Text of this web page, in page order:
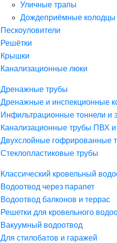
Уличные трапы
Дождеприёмные колодцы
Пескоуловители
Решётки
Крышки
Канализационные люки
Дренажные трубы
Дренажные и инспекционные
Инфильтрационные тоннели и
Канализационные трубы ПВХ и
Двухслойные гофрированные
Стеклопластиковые трубы
Классический кровельный
Водоотвод через парапет
Водоотвод балконов и террас
Решетки для кровельного
Вакуумный водоотвод
Для стилобатов и гаражей